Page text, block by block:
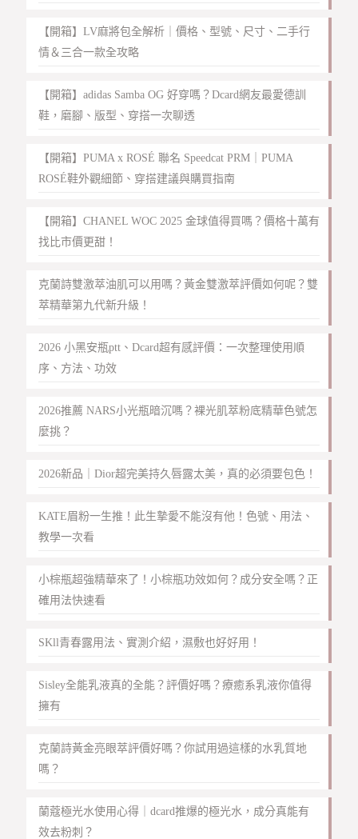
【開箱】LV麻將包全解析｜價格、型號、尺寸、二手行
情＆三合一款全攻略
【開箱】adidas Samba OG 好穿嗎？Dcard網友最愛德訓
鞋，磨腳、版型、穿搭一次聊透
【開箱】PUMA x ROSÉ 聯名 Speedcat PRM｜PUMA
ROSÉ鞋外觀細節、穿搭建議與購買指南
【開箱】CHANEL WOC 2025 金球值得買嗎？價格十萬有
找比市價更甜！
克蘭詩雙激萃油肌可以用嗎？黃金雙激萃評價如何呢？雙
萃精華第九代新升級！
2026 小黑安瓶ptt、Dcard超有感評價：一次整理使用順
序、方法、功效
2026推薦 NARS小光瓶暗沉嗎？裸光肌萃粉底精華色號怎
麼挑？
2026新品｜Dior超完美持久唇露太美，真的必須要包色！
KATE眉粉一生推！此生摯愛不能沒有他！色號、用法、
教學一次看
小棕瓶超強精華來了！小棕瓶功效如何？成分安全嗎？正
確用法快速看
SKll青春露用法、實測介紹，濕敷也好好用！
Sisley全能乳液真的全能？評價好嗎？療癒系乳液你值得
擁有
克蘭詩黃金亮眼萃評價好嗎？你試用過這樣的水乳質地
嗎？
蘭蔻極光水使用心得｜dcard推爆的極光水，成分真能有
效去粉刺？